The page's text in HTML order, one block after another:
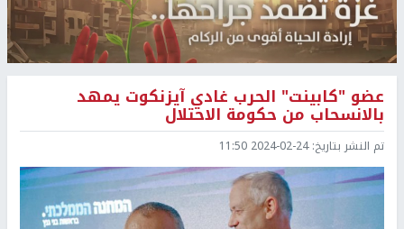
عضو "كابينت" الحرب غادي آيزنكوت يمهد
بالانسحاب من حكومة الاحتلال
تم النشر بتاريخ:2024-02-24 11:50